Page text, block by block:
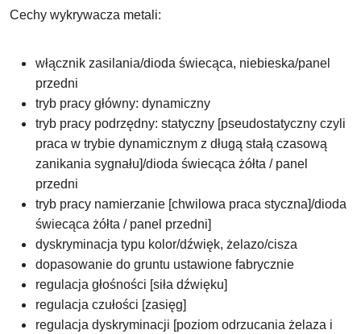
Cechy wykrywacza metali:
włącznik zasilania/dioda świecąca, niebieska/panel
przedni
tryb pracy główny: dynamiczny
tryb pracy podrzędny: statyczny [pseudostatyczny czyli
praca w trybie dynamicznym z długą stałą czasową
zanikania sygnału]/dioda świecąca żółta / panel
przedni
tryb pracy namierzanie [chwilowa praca styczna]/dioda
świecąca żółta / panel przedni]
dyskryminacja typu kolor/dźwięk, żelazo/cisza
dopasowanie do gruntu ustawione fabrycznie
regulacja głośności [siła dźwięku]
regulacja czułości [zasięg]
regulacja dyskryminacji [poziom odrzucania żelaza i